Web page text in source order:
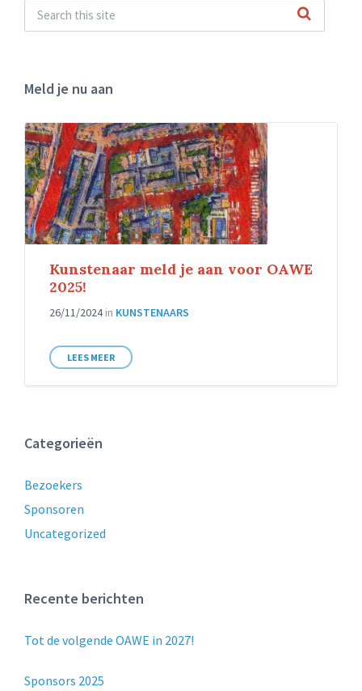
Meld je nu aan
Kunstenaar meld je aan voor OAWE
2025!
26/11/2024 in KUNSTENAARS
LEES MEER
Categorieën
Bezoekers
Sponsoren
Uncategorized
Recente berichten
Tot de volgende OAWE in 2027!
Sponsors 2025